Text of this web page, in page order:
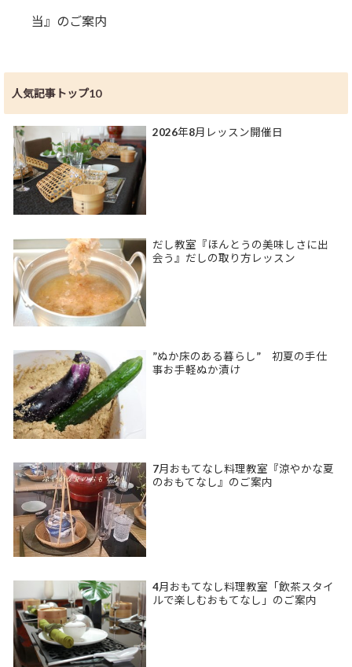
当』のご案内
人気記事トップ10
2026年8月レッスン開催日
だし教室『ほんとうの美味しさに出
会う』だしの取り方レッスン
”ぬか床のある暮らし” 初夏の手仕
事お手軽ぬか漬け
7月おもてなし料理教室『涼やかな夏
のおもてなし』のご案内
4月おもてなし料理教室「飲茶スタイ
ルで楽しむおもてなし」のご案内